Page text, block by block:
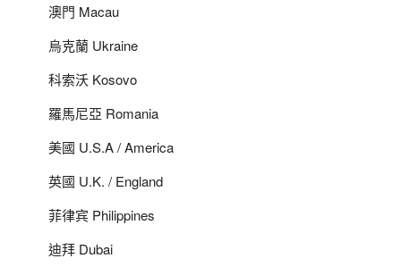
澳門 Macau
烏克蘭 Ukraine
科索沃 Kosovo
羅馬尼亞 Romania
美國 U.S.A / America
英國 U.K. / England
菲律宾 Philippines
迪拜 Dubai